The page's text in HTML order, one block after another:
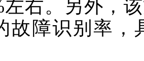
左右。另外，
故障识别率，